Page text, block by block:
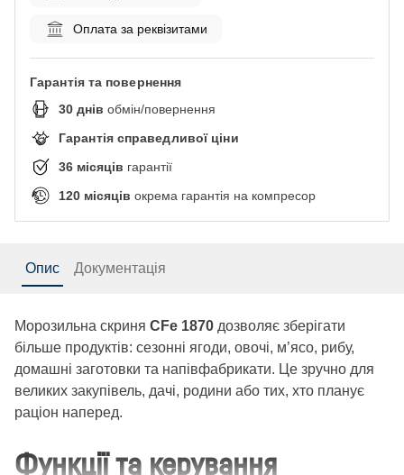
Оплата за реквізитами
Гарантія та повернення
30 днів обмін/повернення
Гарантія справедливої ціни
36 місяців гарантії
120 місяців окрема гарантія на компресор
Опис Документація
Морозильна скриня CFe 1870 дозволяє зберігати
більше продуктів: сезонні ягоди, овочі, м’ясо, рибу,
домашні заготовки та напівфабрикати. Це зручно для
великих закупівель, дачі, родини або тих, хто планує
раціон наперед.
Функції та керування